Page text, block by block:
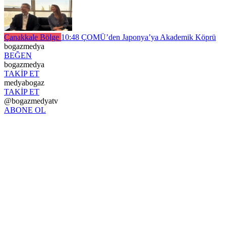
Çanakkale Bölge 10:48 ÇOMÜ’den Japonya’ya Akademik Köprü
bogazmedya
BEĞEN
bogazmedya
TAKİP ET
medyabogaz
TAKİP ET
@bogazmedyatv
ABONE OL